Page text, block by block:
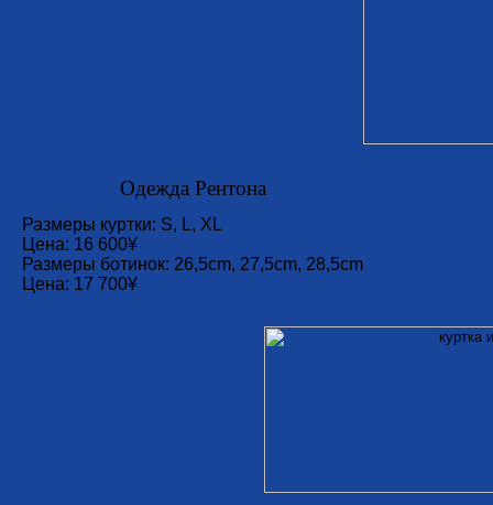
Одежда Рентона
Размеры куртки: S, L, XL
Цена: 16 600¥
Размеры ботинок: 26,5cm, 27,5cm, 28,5cm
Цена: 17 700¥